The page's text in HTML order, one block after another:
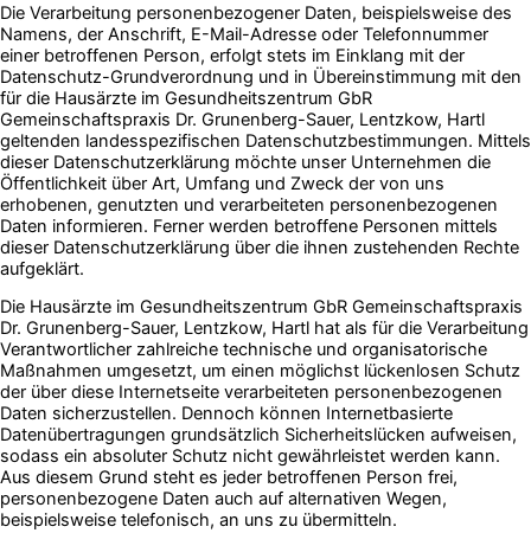
Die Verarbeitung personenbezogener Daten, beispielsweise des
Namens, der Anschrift, E-Mail-Adresse oder Telefonnummer
einer betroffenen Person, erfolgt stets im Einklang mit der
Datenschutz-Grundverordnung und in Übereinstimmung mit den
für die Hausärzte im Gesundheitszentrum GbR
Gemeinschaftspraxis Dr. Grunenberg-Sauer, Lentzkow, Hartl
geltenden landesspezifischen Datenschutzbestimmungen. Mittels
dieser Datenschutzerklärung möchte unser Unternehmen die
Öffentlichkeit über Art, Umfang und Zweck der von uns
erhobenen, genutzten und verarbeiteten personenbezogenen
Daten informieren. Ferner werden betroffene Personen mittels
dieser Datenschutzerklärung über die ihnen zustehenden Rechte
aufgeklärt.
Die Hausärzte im Gesundheitszentrum GbR Gemeinschaftspraxis
Dr. Grunenberg-Sauer, Lentzkow, Hartl hat als für die Verarbeitung
Verantwortlicher zahlreiche technische und organisatorische
Maßnahmen umgesetzt, um einen möglichst lückenlosen Schutz
der über diese Internetseite verarbeiteten personenbezogenen
Daten sicherzustellen. Dennoch können Internetbasierte
Datenübertragungen grundsätzlich Sicherheitslücken aufweisen,
sodass ein absoluter Schutz nicht gewährleistet werden kann.
Aus diesem Grund steht es jeder betroffenen Person frei,
personenbezogene Daten auch auf alternativen Wegen,
beispielsweise telefonisch, an uns zu übermitteln.